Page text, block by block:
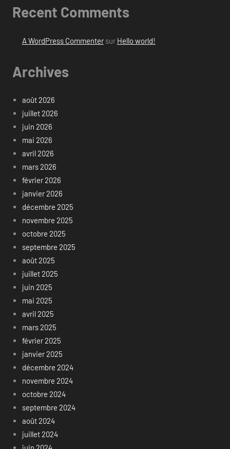
Recent Comments
A WordPress Commentersur Hello world!
Archives
août 2026
juillet 2026
juin 2026
mai 2026
avril 2026
mars 2026
février 2026
janvier 2026
décembre 2025
novembre 2025
octobre 2025
septembre 2025
août 2025
juillet 2025
juin 2025
mai 2025
avril 2025
mars 2025
février 2025
janvier 2025
décembre 2024
novembre 2024
octobre 2024
septembre 2024
août 2024
juillet 2024